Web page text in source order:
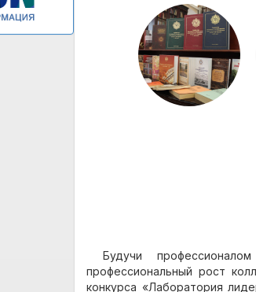
Будучи
профессиональный рост
конкурса «Лаборатория